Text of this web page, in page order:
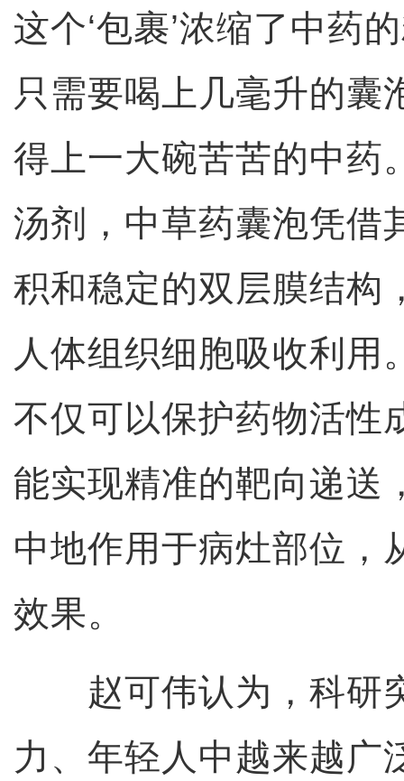
这个‘包裹’浓缩了中药
只需要喝上几毫升的囊
得上一大碗苦苦的中药
汤剂，中草药囊泡凭借
积和稳定的双层膜结构
人体组织细胞吸收利用
不仅可以保护药物活性
能实现精准的靶向递送
中地作用于病灶部位，
效果。
赵可伟认为，科研
力、年轻人中越来越广